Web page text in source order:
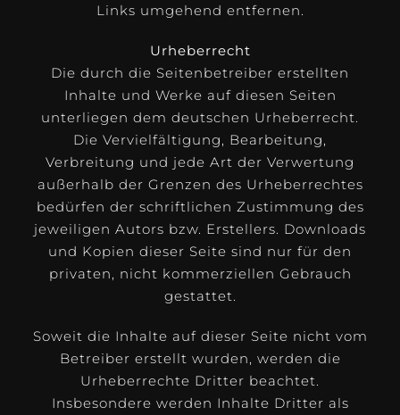
Links umgehend entfernen.
Urheberrecht
Die durch die Seitenbetreiber erstellten
Inhalte und Werke auf diesen Seiten
unterliegen dem deutschen Urheberrecht.
Die Vervielfältigung, Bearbeitung,
Verbreitung und jede Art der Verwertung
außerhalb der Grenzen des Urheberrechtes
bedürfen der schriftlichen Zustimmung des
jeweiligen Autors bzw. Erstellers. Downloads
und Kopien dieser Seite sind nur für den
privaten, nicht kommerziellen Gebrauch
gestattet.
Soweit die Inhalte auf dieser Seite nicht vom
Betreiber erstellt wurden, werden die
Urheberrechte Dritter beachtet.
Insbesondere werden Inhalte Dritter als